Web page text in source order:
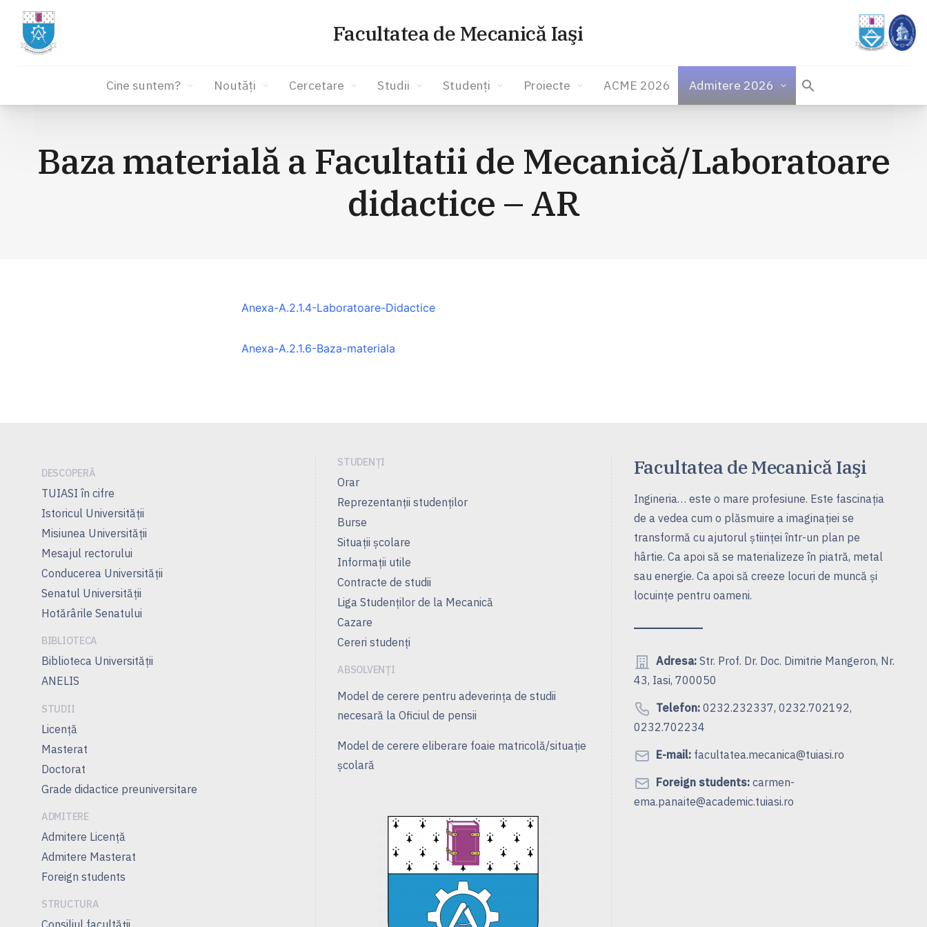
conținut
Facultatea de Mecanică Iaşi
Cine suntem? Noutăți Cercetare Studii Studenți Proiecte ACME 2026 Admitere 2026
Baza materială a Facultatii de Mecanică/Laboratoare
didactice – AR
Anexa-A.2.1.4-Laboratoare-Didactice
Anexa-A.2.1.6-Baza-materiala
DESCOPERĂ
TUIASI în cifre
Istoricul Universităţii
Misiunea Universităţii
Mesajul rectorului
Conducerea Universităţii
Senatul Universității
Hotărârile Senatului
BIBLIOTECA
Biblioteca Universității
ANELIS
STUDII
Licență
Masterat
Doctorat
Grade didactice preuniversitare
ADMITERE
Admitere Licenţă
Admitere Masterat
Foreign students
STRUCTURA
Consiliul facultăţii
STUDENȚI
Orar
Reprezentanţii studenţilor
Burse
Situații școlare
Informații utile
Contracte de studii
Liga Studenţilor de la Mecanică
Cazare
Cereri studenți
ABSOLVENȚI
Model de cerere pentru adeverința de studii
necesară la Oficiul de pensii
Model de cerere eliberare foaie matricolă/situație
școlară
Facultatea de Mecanică Iaşi
Ingineria… este o mare profesiune. Este fascinaţia
de a vedea cum o plăsmuire a imaginaţiei se
transformă cu ajutorul ştiinţei într-un plan pe
hârtie. Ca apoi să se materializeze în piatră, metal
sau energie. Ca apoi să creeze locuri de muncă şi
locuinţe pentru oameni.
Adresa:Str. Prof. Dr. Doc. Dimitrie Mangeron, Nr.
43, Iasi, 700050
Telefon:0232.232337, 0232.702192,
0232.702234
E-mail:facultatea.mecanica@tuiasi.ro
Foreign students:carmen-
ema.panaite@academic.tuiasi.ro